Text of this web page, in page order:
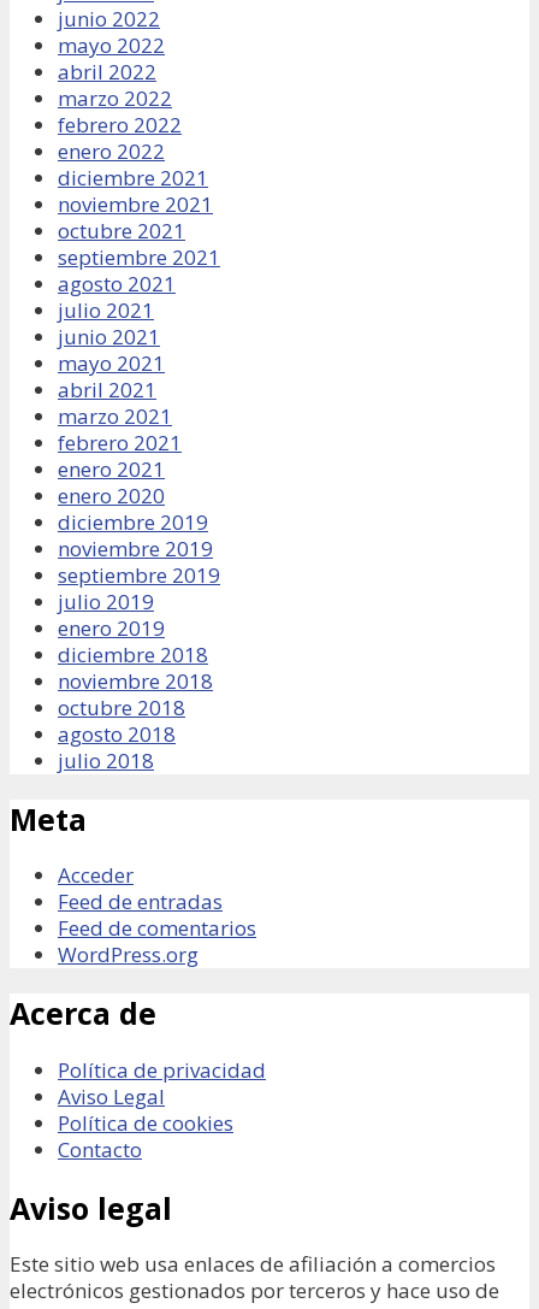
junio 2022
mayo 2022
abril 2022
marzo 2022
febrero 2022
enero 2022
diciembre 2021
noviembre 2021
octubre 2021
septiembre 2021
agosto 2021
julio 2021
junio 2021
mayo 2021
abril 2021
marzo 2021
febrero 2021
enero 2021
enero 2020
diciembre 2019
noviembre 2019
septiembre 2019
julio 2019
enero 2019
diciembre 2018
noviembre 2018
octubre 2018
agosto 2018
julio 2018
Meta
Acceder
Feed de entradas
Feed de comentarios
WordPress.org
Acerca de
Política de privacidad
Aviso Legal
Política de cookies
Contacto
Aviso legal
Este sitio web usa enlaces de afiliación a comercios
electrónicos gestionados por terceros y hace uso de